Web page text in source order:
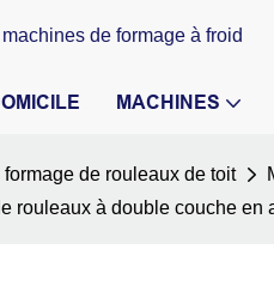
de formage à froid
MACHINES
formage de rouleaux de toit
rouleaux à double couche en